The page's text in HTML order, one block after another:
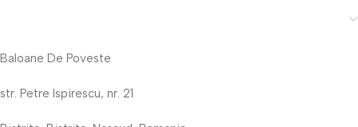
Baloane De Poveste
str. Petre Ispirescu, nr. 21